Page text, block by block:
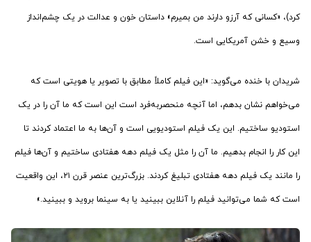
کرد)، «کسانی که آرزو دارند من بمیرم» داستان خون و عدالت در یک چشم‌انداز
وسیع و خشن آمریکایی است.
شریدان با خنده می‌گوید: «این فیلم کاملاً مطابق با تصویر یا هویتی است که
می‌خواهم نشان بدهم، اما آنچه منحصربه‌فرد است این است که ما آن را در یک
استودیو ساختیم. این یک فیلم استودیویی است و آن‌ها به ما اعتماد کردند تا
این کار را انجام بدهیم. ما آن را مثل یک فیلم دهه هفتادی ساختیم و آن‌ها فیلم
را مانند یک فیلم دهه هفتادی تبلیغ کردند. بزرگ‌ترین عنصر قرن ۲۱، این واقعیت
است که شما می‌توانید فیلم را آنلاین ببینید یا به سینما بروید و ببینید.»